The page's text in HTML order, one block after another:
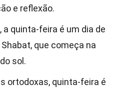
e reflexão.
a quinta-feira é um dia de
que começa na
sol.
ortodoxas, quinta-feira é